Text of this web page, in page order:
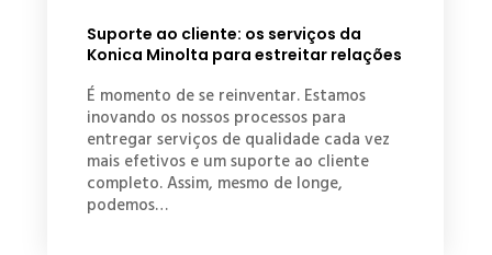
Suporte ao cliente: os serviços da
Konica Minolta para estreitar relações
É momento de se reinventar. Estamos
inovando os nossos processos para
entregar serviços de qualidade cada vez
mais efetivos e um suporte ao cliente
completo. Assim, mesmo de longe,
podemos…